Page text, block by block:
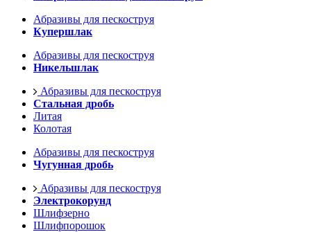
Абразивы для пескоструя
Купершлак
Абразивы для пескоструя
Никельшлак
Абразивы для пескоструя
Стальная дробь
Литая
Колотая
Абразивы для пескоструя
Чугунная дробь
Абразивы для пескоструя
Электрокорунд
Шлифзерно
Шлифпорошок